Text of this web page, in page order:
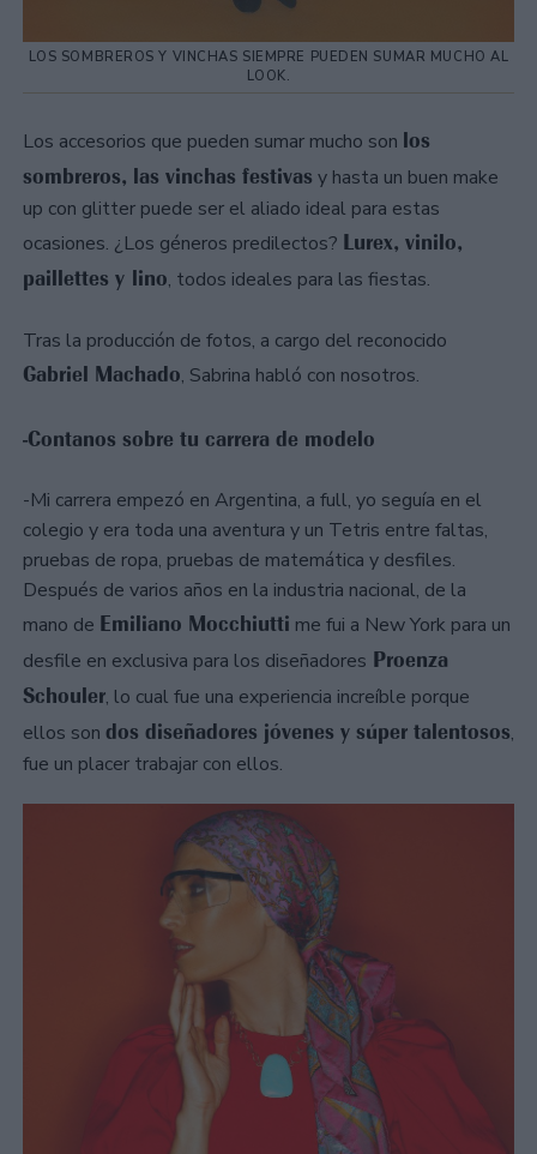
LOS SOMBREROS Y VINCHAS SIEMPRE PUEDEN SUMAR MUCHO AL
LOOK.
Los accesorios que pueden sumar mucho son los
sombreros, las vinchas festivas y hasta un buen make
up con glitter puede ser el aliado ideal para estas
ocasiones. ¿Los géneros predilectos? Lurex, vinilo,
paillettes y lino, todos ideales para las fiestas.
Tras la producción de fotos, a cargo del reconocido
Gabriel Machado, Sabrina habló con nosotros.
-Contanos sobre tu carrera de modelo
-Mi carrera empezó en Argentina, a full, yo seguía en el
colegio y era toda una aventura y un Tetris entre faltas,
pruebas de ropa, pruebas de matemática y desfiles.
Después de varios años en la industria nacional, de la
mano de Emiliano Mocchiutti me fui a New York para un
desfile en exclusiva para los diseñadores Proenza
Schouler, lo cual fue una experiencia increíble porque
ellos son dos diseñadores jóvenes y súper talentosos,
fue un placer trabajar con ellos.